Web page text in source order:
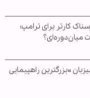
کارتر برای ترامپ؛
میان‌دوره‌ای؟
»بزرگترین راهپیمایی